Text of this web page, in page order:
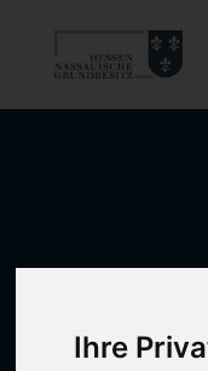
Ihre